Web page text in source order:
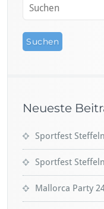
Neueste
Sportfest
Sportfest
Mallorca Party